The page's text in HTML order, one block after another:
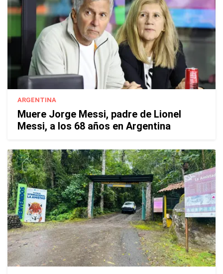
ARGENTINA
Muere Jorge Messi, padre de Lionel
Messi, a los 68 años en Argentina